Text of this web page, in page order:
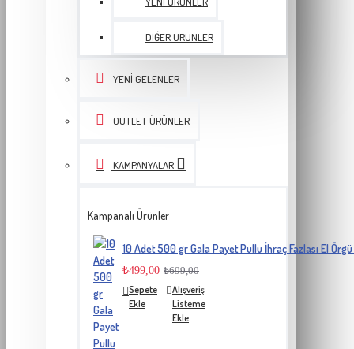
DIĞER ÜRÜNLER
YENI GELENLER
OUTLET ÜRÜNLER
KAMPANYALAR
Kampanalı Ürünler
10 Adet 500 gr Gala Payet Pullu İhraç Fazlası El
₺499,00 ₺699,00
Sepete
Ekle
Alışveriş
Listeme
Ekle